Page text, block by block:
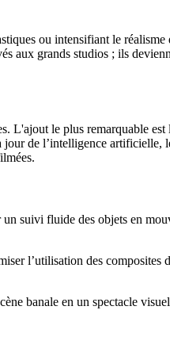
ou intensifiant le
aux grands studios ; ils
L'ajout le plus remarquable
de l’intelligence
suivi fluide des objets en
l’utilisation des composites
banale en un spectacle